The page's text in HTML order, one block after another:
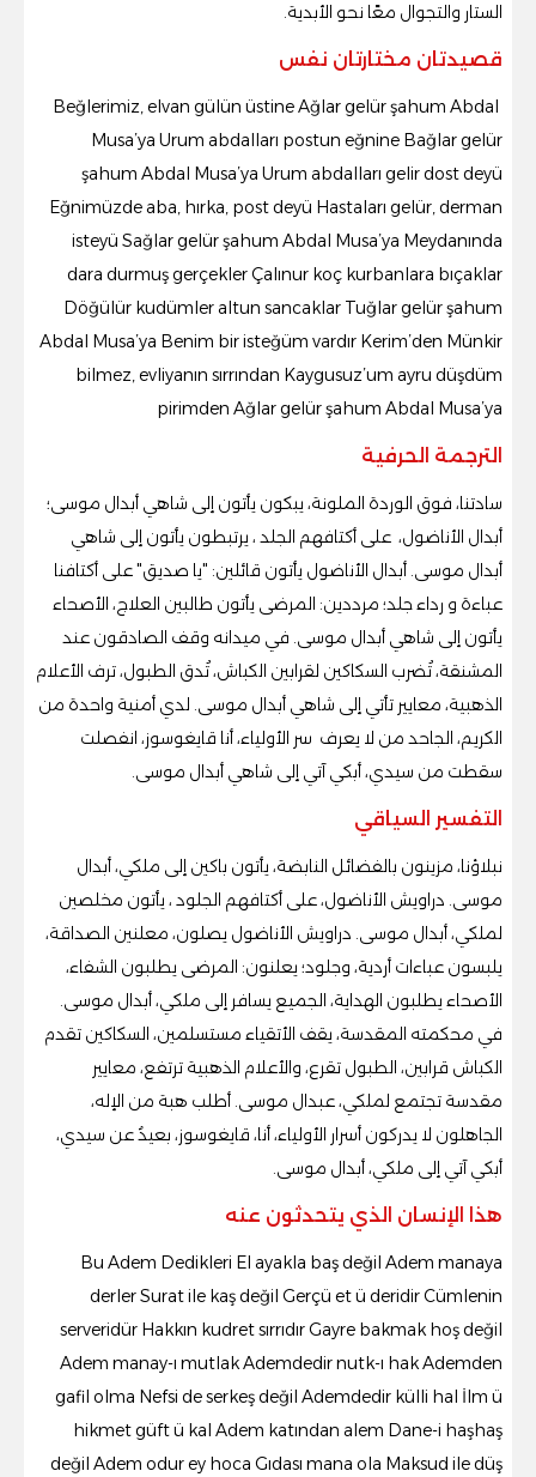
الستار والتجوال معًا نحو الأبدية.
قصيدتان مختارتان نفس
Beğlerimiz, elvan gülün üstine Ağlar gelür şahum Abdal
Musa’ya Urum abdalları postun eğnine Bağlar gelür
şahum Abdal Musa’ya Urum abdalları gelir dost deyü
Eğnimüzde aba, hırka, post deyü Hastaları gelür, derman
isteyü Sağlar gelür şahum Abdal Musa’ya Meydanında
dara durmuş gerçekler Çalınur koç kurbanlara bıçaklar
Döğülür kudümler altun sancaklar Tuğlar gelür şahum
Abdal Musa’ya Benim bir isteğüm vardır Kerim’den Münkir
bilmez, evliyanın sırrından Kaygusuz’um ayru düşdüm
pirimden Ağlar gelür şahum Abdal Musa’ya
الترجمة الحرفية
سادتنا، فوق الوردة الملونة، يبكون يأتون إلى شاهي أبدال موسى؛
أبدال الأناضول، على أكتافهم الجلد ، يرتبطون يأتون إلى شاهي
أبدال موسى. أبدال الأناضول يأتون قائلين: "يا صديق" على أكتافنا
عباءة و رداء جلد؛ مرددين: المرضى يأتون طالبين العلاج، الأصحاء
يأتون إلى شاهي أبدال موسى. في ميدانه وقف الصادقون عند
المشنقة، تُضرب السكاكين لقرابين الكباش، تُدق الطبول، ترف الأعلام
الذهبية، معايير تأتي إلى شاهي أبدال موسى. لدي أمنية واحدة من
الكريم، الجاحد من لا يعرف سر الأولياء، أنا قايغوسوز، انفصلت
سقطت من سيدي، أبكي آتي إلى شاهي أبدال موسى.
التفسير السياقي
نبلاؤنا، مزينون بالفضائل النابضة، يأتون باكين إلى ملكي، أبدال
موسى. دراويش الأناضول، على أكتافهم الجلود ، يأتون مخلصين
لملكي، أبدال موسى. دراويش الأناضول يصلون، معلنين الصداقة،
يلبسون عباءات أردية، وجلود؛ يعلنون: المرضى يطلبون الشفاء،
الأصحاء يطلبون الهداية، الجميع يسافر إلى ملكي، أبدال موسى.
في محكمته المقدسة، يقف الأتقياء مستسلمين، السكاكين تقدم
الكباش قرابين، الطبول تقرع، والأعلام الذهبية ترتفع، معايير
مقدسة تجتمع لملكي، عبدال موسى. أطلب هبة من الإله،
الجاهلون لا يدركون أسرار الأولياء، أنا، قايغوسوز، بعيدٌ عن سيدي،
أبكي آتي إلى ملكي، أبدال موسى.
هذا الإنسان الذي يتحدثون عنه
Bu Adem Dedikleri El ayakla baş değil Adem manaya
derler Surat ile kaş değil Gerçü et ü deridir Cümlenin
serveridür Hakkın kudret sırrıdır Gayre bakmak hoş değil
Adem manay-ı mutlak Ademdedir nutk-ı hak Ademden
gafil olma Nefsi de serkeş değil Ademdedir külli hal İlm ü
hikmet güft ü kal Adem katından alem Dane-i haşhaş
değil Adem odur ey hoca Gıdası mana ola Maksud ile düş